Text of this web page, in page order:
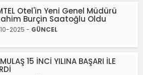
Otel'in Yeni Genel Müdürü
Burçin Saatoğlu Oldu
2025 - GÜNCEL
15 İNCİ YILINA BAŞARI İLE